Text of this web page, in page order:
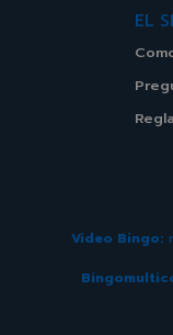
EL
Video Bingo: